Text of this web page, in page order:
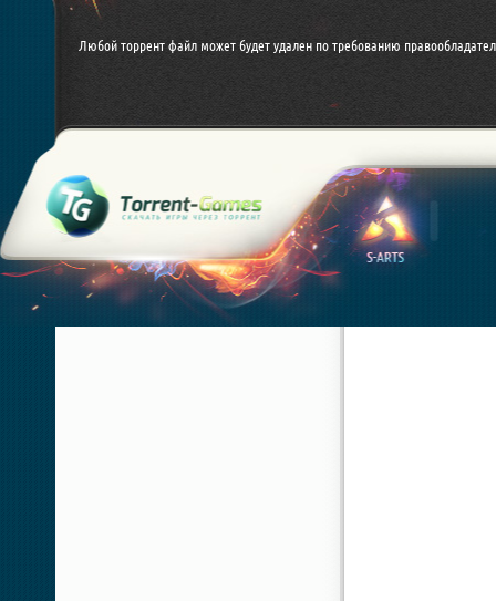
Любой торрент файл может будет удален по требованию